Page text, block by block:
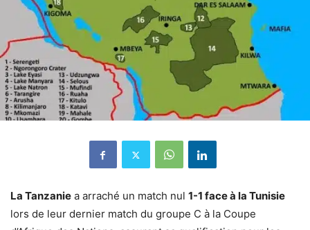
La Tanzanie a arraché un match nul 1-1 face à la Tunisie
lors de leur dernier match du groupe C à la Coupe